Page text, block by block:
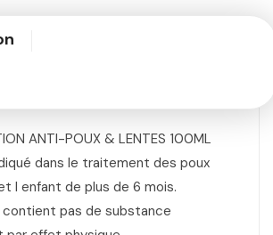
ANTI-POUX & LENTES 100ML
dans le traitement des poux
l enfant de plus de 6 mois.
pas de substance